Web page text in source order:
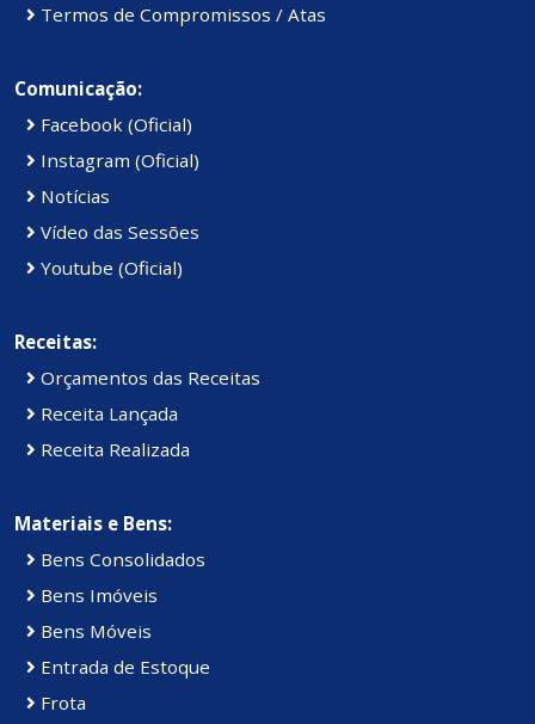
Termos de Compromissos / Atas
Comunicação:
Facebook (Oficial)
Instagram (Oficial)
Notícias
Vídeo das Sessões
Youtube (Oficial)
Receitas:
Orçamentos das Receitas
Receita Lançada
Receita Realizada
Materiais e Bens:
Bens Consolidados
Bens Imóveis
Bens Móveis
Entrada de Estoque
Frota